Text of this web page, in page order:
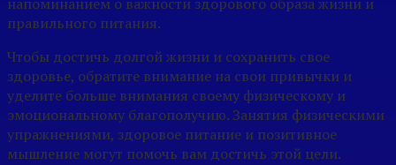
правильного питания.
Чтобы достичь долгой жизни и сохранить свое
здоровье, обратите внимание на свои привычки и
уделите больше внимания своему физическому и
эмоциональному благополучию. Занятия физическими
упражнениями, здоровое питание и позитивное
мышление могут помочь вам достичь этой цели.